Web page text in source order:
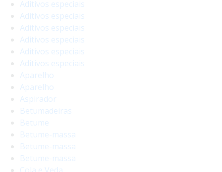
Aditivos especiais
Aditivos especiais
Aditivos especiais
Aditivos especiais
Aditivos especiais
Aditivos especiais
Aparelho
Aparelho
Aspirador
Betumadeiras
Betume
Betume-massa
Betume-massa
Betume-massa